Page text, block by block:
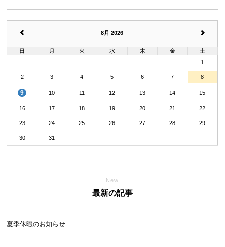
8月 2026
日 月 火 水 木 金
土
1
2 3 4 5 6 7 8
9 10 11 12 13 14 15
16 17 18 19 20 21 22
23 24 25 26 27 28 29
30 31
New
最新の記事
夏季休暇のお知らせ